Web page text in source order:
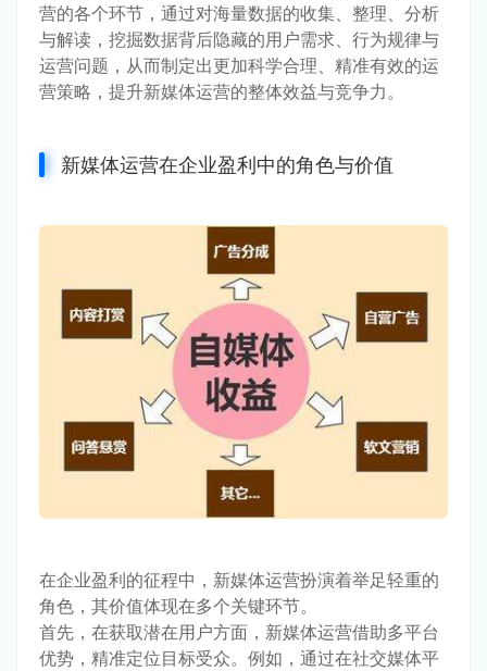
营的各个环节，通过对海量数据的收集、整理、分析
与解读，挖掘数据背后隐藏的用户需求、行为规律与
运营问题，从而制定出更加科学合理、精准有效的运
营策略，提升新媒体运营的整体效益与竞争力。
新媒体运营在企业盈利中的角色与价值
在企业盈利的征程中，新媒体运营扮演着举足轻重的
角色，其价值体现在多个关键环节。
首先，在获取潜在用户方面，新媒体运营借助多平台
优势，精准定位目标受众。例如，通过在社交媒体平